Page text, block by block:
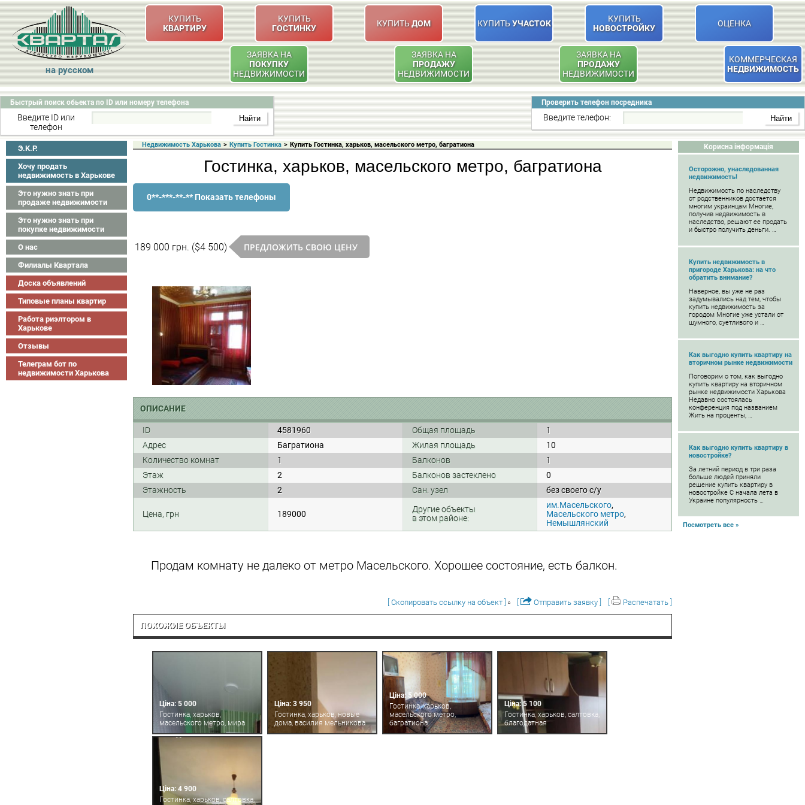
на русском
КУПИТЬ
КВАРТИРУ
КУПИТЬ
ГОСТИНКУ
КУПИТЬДОМ КУПИТЬУЧАСТОК
КУПИТЬ
НОВОСТРОЙКУ
ОЦЕНКА
ЗАЯВКА НА
ПОКУПКУ
НЕДВИЖИМОСТИ
ЗАЯВКА НА
ПРОДАЖУ
НЕДВИЖИМОСТИ
ЗАЯВКА НА
ПРОДАЖУ
НЕДВИЖИМОСТИ
КОММЕРЧЕСКАЯ
НЕДВИЖИМОСТЬ
Быстрый поиск обьекта по ID или номеру телефона
Введите ID или
телефон
Проверить телефон посредника
Введите телефон:
Э.K.P.
Хочу продать
недвижимость в Харькове
Это нужно знать при
продаже недвижимости
Это нужно знать при
покупке недвижимости
О нас
Филиалы Квартала
Доска объявлений
Типовые планы квартир
Работа риэлтором в
Харькове
Отзывы
Телеграм бот по
недвижимости Харькова
Корисна інформація
Осторожно, унаследованная
недвижимость!
Недвижимость по наследству
от родственников достается
многим украинцам Многие,
получив недвижимость в
наследство, решают ее продать
и быстро получить деньги. …
Купить недвижимость в
пригороде Харькова: на что
обратить внимание?
Наверное, вы уже не раз
задумывались над тем, чтобы
купить недвижимость за
городом Многие уже устали от
шумного, суетливого и …
Как выгодно купить квартиру на
вторичном рынке недвижимости
Поговорим о том, как выгодно
купить квартиру на вторичном
рынке недвижимости Харькова
Недавно состоялась
конференция под названием
Жить на проценты, …
Как выгодно купить квартиру в
новостройке?
За летний период в три раза
больше людей приняли
решение купить квартиру в
новостройке С начала лета в
Украине популярность …
Посмотреть все »
Недвижимость Харькова > Купить Гостинка > Купить Гостинка, харьков, масельского метро, багратиона
Гостинка, харьков, масельского метро, багратиона
0**-***-**-** Показать телефоны
189 000 грн. ($4 500) ПРЕДЛОЖИТЬ СВОЮ ЦЕНУ
ОПИСАНИЕ
ID 4581960 Общая площадь
1
Адрес
Багратиона Жилая площадь
10
Количество комнат
1 Балконов
1
Этаж
2 Балконов застеклено
0
Этажность
2 Сан. узел без своего с/у
Цена, грн 189000
Другие объекты
в этом районе:
им.Масельского,
Масельского метро,
Немышлянский
Продам комнату не далеко от метро Масельского. Хорошее состояние, есть балкон.
[ Скопировать ссылку на объект ] Отправить заявку ] Распечатать ]
ПОХОЖИЕ ОБЪЕКТЫ
Ціна: 5 000
Гостинка, харьков,
масельского метро, мира
Ціна: 3 950
Гостинка, харьков, новые
дома, василия мельникова
Ціна: 5 000
Гостинка, харьков,
масельского метро,
багратиона
Ціна: 5 100
Гостинка, харьков, салтовка,
благодатная
Ціна: 4 900
Гостинка, харьков, салтовка,